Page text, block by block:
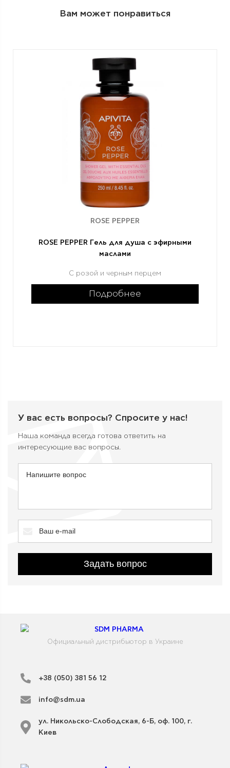
Вам может понравиться
ROSE PEPPER
ROSE PEPPER Гель для душа с эфирными
маслами
С розой и черным перцем
Подробнее
У вас есть вопросы? Спросите у нас!
Наша команда всегда готова ответить на
интересующие вас вопросы.
Задать вопрос
Официальный дистрибьютор в Украине
+38 (050) 381 56 12
info@sdm.ua
ул. Никольско-Слободская, 6-Б, оф. 100, г.
Киев